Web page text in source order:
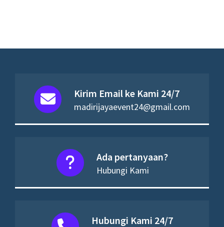
Kirim Email ke Kami 24/7
madirijayaevent24@gmail.com
Ada pertanyaan?
Hubungi Kami
Hubungi Kami 24/7